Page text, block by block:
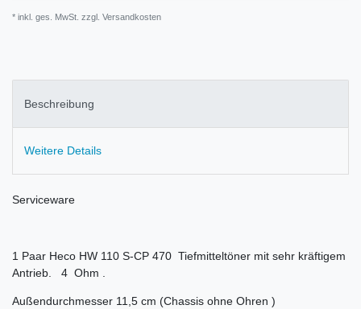
* inkl. ges. MwSt. zzgl. Versandkosten
Beschreibung
Weitere Details
Serviceware
1 Paar Heco HW 110 S-CP 470 Tiefmitteltöner mit sehr kräftigem
Antrieb. 4 Ohm .
Außendurchmesser 11,5 cm (Chassis ohne Ohren )